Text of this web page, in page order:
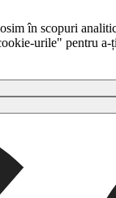
în scopuri
urile" pentru